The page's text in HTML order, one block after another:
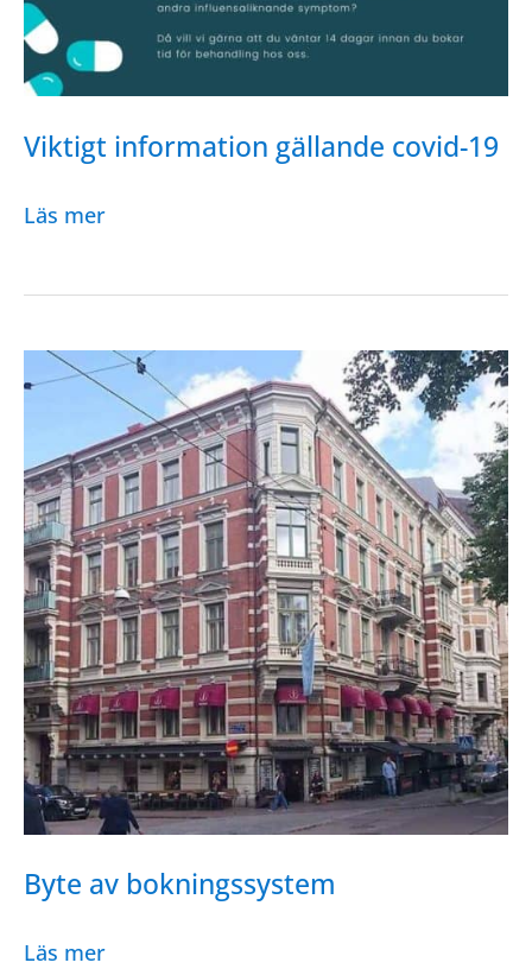
Viktigt information gällande covid-19
Viktigt
gällande
Läs mer
Byte av bokningssystem
Byte
Läs mer